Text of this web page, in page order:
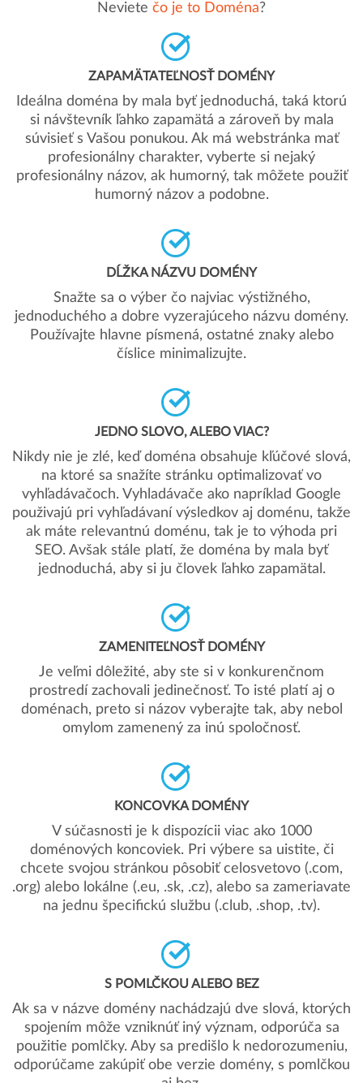
Neviete čo je to Doména?
ZAPAMÄTATEĽNOSŤ DOMÉNY
Ideálna doména by mala byť jednoduchá, taká ktorú
si návštevník ľahko zapamätá a zároveň by mala
súvisieť s Vašou ponukou. Ak má webstránka mať
profesionálny charakter, vyberte si nejaký
profesionálny názov, ak humorný, tak môžete použiť
humorný názov a podobne.
DĹŽKA NÁZVU DOMÉNY
Snažte sa o výber čo najviac výstižného,
jednoduchého a dobre vyzerajúceho názvu domény.
Používajte hlavne písmená, ostatné znaky alebo
číslice minimalizujte.
JEDNO SLOVO, ALEBO VIAC?
Nikdy nie je zlé, keď doména obsahuje kľúčové slová,
na ktoré sa snažíte stránku optimalizovať vo
vyhľadávačoch. Vyhladávače ako napríklad Google
použivajú pri vyhľadávaní výsledkov aj doménu, takže
ak máte relevantnú doménu, tak je to výhoda pri
SEO. Avšak stále platí, že doména by mala byť
jednoduchá, aby si ju človek ľahko zapamätal.
ZAMENITEĽNOSŤ DOMÉNY
Je veľmi dôležité, aby ste si v konkurenčnom
prostredí zachovali jedinečnosť. To isté platí aj o
doménach, preto si názov vyberajte tak, aby nebol
omylom zamenený za inú spoločnosť.
KONCOVKA DOMÉNY
V súčasnosti je k dispozícii viac ako 1000
doménových koncoviek. Pri výbere sa uistite, či
chcete svojou stránkou pôsobiť celosvetovo (.com,
.org) alebo lokálne (.eu, .sk, .cz), alebo sa zameriavate
na jednu špecifickú službu (.club, .shop, .tv).
S POMLČKOU ALEBO BEZ
Ak sa v názve domény nachádzajú dve slová, ktorých
spojením môže vzniknúť iný význam, odporúča sa
použitie pomlčky. Aby sa predišlo k nedorozumeniu,
odporúčame zakúpiť obe verzie domény, s pomlčkou